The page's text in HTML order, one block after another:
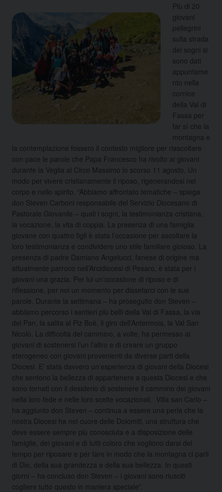
Più di 20
giovani
pellegrini
sulla strada
dei sogni si
sono dati
appuntame
nto nella
cornice
della Val di
Fassa per
far sì che la
montagna e
la contemplazione fossero il contesto migliore per riascoltare
con pace le parole che Papa Francesco ha rivolto ai giovani
durante la Veglia al Circo Massimo lo scorso 11 agosto. Un
modo per vivere cristianamente il riposo, rigenerandosi nel
corpo e nello spirito. “Abbiamo affrontato tematiche – spiega
don Steven Carboni responsabile del Servizio Diocesano di
Pastorale Giovanile – quali i sogni, la testimonianza cristiana,
la vocazione, la vita di coppia. La presenza di una famiglia
giovane con quattro figli è stata l’occasione per ascoltare la
loro testimonianza e condividere uno stile familiare gioioso. La
presenza di padre Damiano Angelucci, fanese di origine ma
attualmente parroco nell’Arcidiocesi di Pesaro, è stata per i
giovani una grazia. Per lui un’occasione di riposo e di
riflessione, per noi un momento per dissetarci con le sue
parole. Durante la settimana – ha proseguito don Steven –
abbiamo percorso i sentieri più belli della Val di Fassa, la via
del Pan, la salita al Piz Boè, il giro dell’Antermoia, la Val San
Nicolò. La difficoltà del cammino, a volte, ha permesso ai
giovani di sostenersi l’un l’altro e di creare un gruppo
eterogeneo con giovani provenienti da diverse parti della
Diocesi. E’ stata davvero un’esperienza di giovani della Diocesi
che sentono la bellezza di appartenere a questa Diocesi e che
sono tornati con il desiderio di sostenere il cammino dei giovani
nella loro fede e nelle loro scelte vocazionali. Villa san Carlo –
ha aggiunto don Steven – continua a essere una perla che la
nostra Diocesi ha nel cuore delle Dolomiti, una struttura che
deve essere sempre più conosciuta e a disposizione delle
famiglie, dei giovani e di tutti coloro che vogliono darsi del
tempo per riposare e per fare in modo che la montagna ci parli
di Dio, della sua grandezza e della sua bellezza. In questi
giorni – ha concluso don Steven – i giovani sono riusciti
cogliere tutto questo in maniera speciale”.